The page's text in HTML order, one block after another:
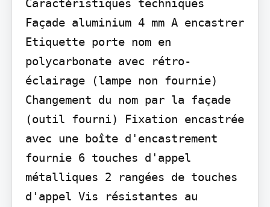
Caractéristiques techniques
Façade aluminium 4 mm A encastrer
Etiquette porte nom en
polycarbonate avec rétro-
éclairage (lampe non fournie)
Changement du nom par la façade
(outil fourni) Fixation encastrée
avec une boîte d'encastrement
fournie 6 touches d'appel
métalliques 2 rangées de touches
d'appel Vis résistantes au